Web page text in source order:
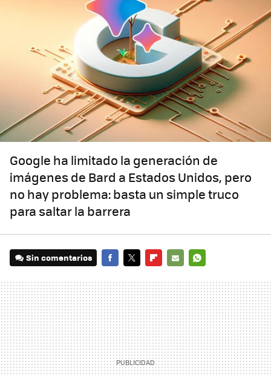
Google ha limitado la generación de
imágenes de Bard a Estados Unidos, pero
no hay problema: basta un simple truco
para saltar la barrera
Sin comentarios
MAIL